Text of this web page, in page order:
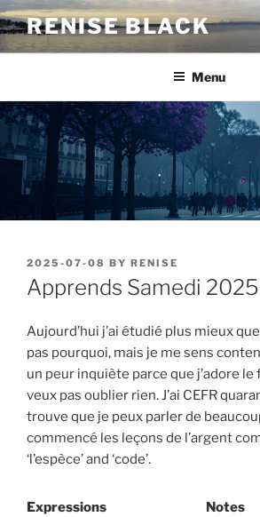
Skip
to
content
RENISE BLACK
Menu
POSTED
ON
2025-07-08 BY RENISE
Apprends Samedi
Aujourd’hui j’ai étudié plus mieux
pas pourquoi, mais je me sens
un peur inquiète parce que j’adore le
veux pas oublier rien. J’ai CEFR
trouve que je peux parler de
commencé les leçons de l’argent
‘l’espèce’ and ‘code’.
Expressions Notes